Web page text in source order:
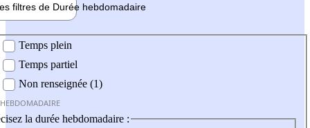
filtres de Durée hebdomadaire
Temps plein
Temps partiel
Non renseignée (1)
la durée hebdomadaire :